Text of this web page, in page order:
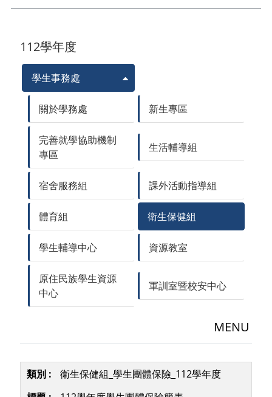
112學年度
學生事務處
關於學務處 新生專區
完善就學協助機制
專區
生活輔導組
宿舍服務組 課外活動指導組
體育組 衛生保健組
學生輔導中心 資源教室
原住民族學生資源
中心
軍訓室暨校安中心
MENU
衛生保健組_學生團體保險_112學年度